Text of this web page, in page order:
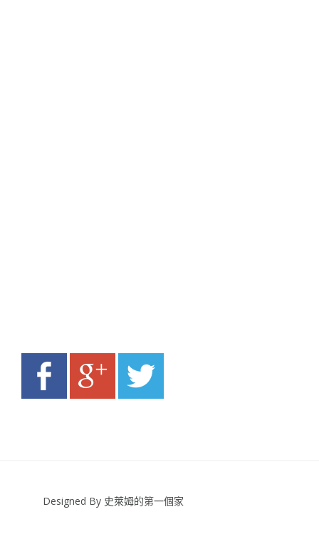
Designed By 史萊姆的第一個家